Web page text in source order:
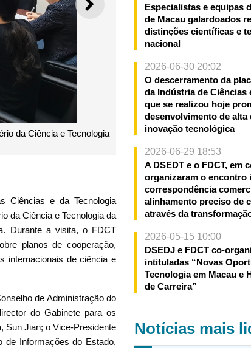
SEGUINTE
China, Lan Yujie, e a
Ciências e da Tecnologia
da Ciência e Tecnologia da
Durante a visita, o FDCT
planos de cooperação,
internacionais de ciência e
de Administração do
do Gabinete para os
Sun Jian; o Vice-Presidente
de Informações do Estado,
Especialistas e equipas
de Macau galardoados
distinções científicas e
nacional
2026-06-30 20:02
O descerramento da
da Indústria de Ciências
que se realizou hoje
desenvolvimento de
inovação tecnológica
2026-06-29 18:53
A DSEDT e o FDCT, em
organizaram o encontro
correspondência
alinhamento preciso de
através da
2026-05-15 10:00
DSEDJ e FDCT co-
intituladas “Novas
Tecnologia em Macau e
de Carreira”
Notícias mais